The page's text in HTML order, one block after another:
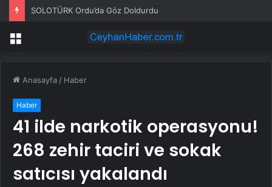
SOLOTÜRK Ordu’da Göz Doldurdu
Menü
Anasayfa / Haber
Haber
41 ilde narkotik operasyonu!
268 zehir taciri ve sokak
satıcısı yakalandı